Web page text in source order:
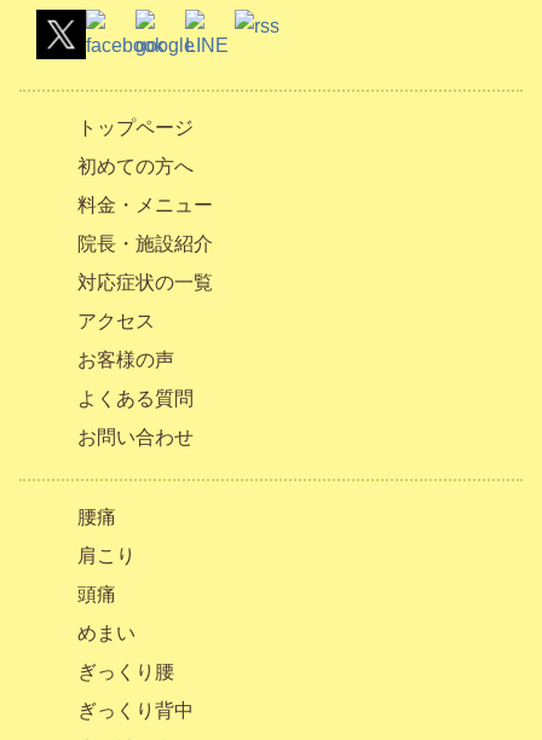
トップページ
初めての方へ
料金・メニュー
院長・施設紹介
対応症状の一覧
アクセス
お客様の声
よくある質問
お問い合わせ
腰痛
肩こり
頭痛
めまい
ぎっくり腰
ぎっくり背中